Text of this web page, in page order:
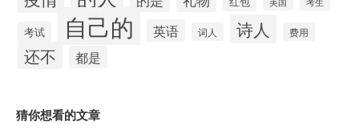
考试 自己的 英语 词人 诗人 费用
还不 都是
猜你想看的文章